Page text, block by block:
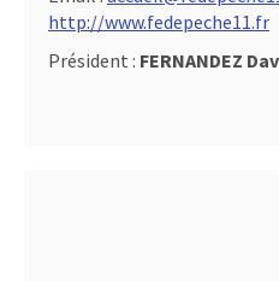
http://www.fedepeche11.fr
Président : FERNANDEZ